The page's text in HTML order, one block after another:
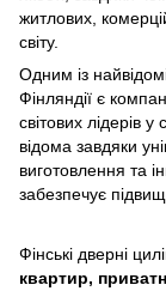
житлових,
світу.
Одним із
Фінляндії є
світових лідерів
відома завдяки
виготовлення та
забезпечує
Фінські дверні
квартир,